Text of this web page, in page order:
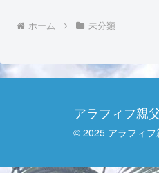
ホーム 未分類
アラフィフ親
© 2025 アラフィフ